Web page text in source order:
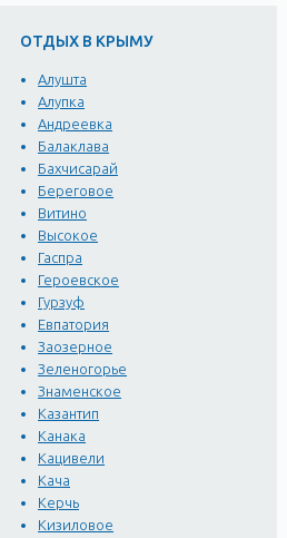
ОТДЫХ В КРЫМУ
Алушта
Алупка
Андреевка
Балаклава
Бахчисарай
Береговое
Витино
Высокое
Гаспра
Героевское
Гурзуф
Евпатория
Заозерное
Зеленогорье
Знаменское
Казантип
Канака
Кацивели
Кача
Керчь
Кизиловое